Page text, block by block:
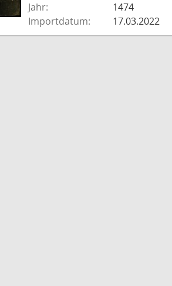
Jahr:
1474
Importdatum:
17.03.2022